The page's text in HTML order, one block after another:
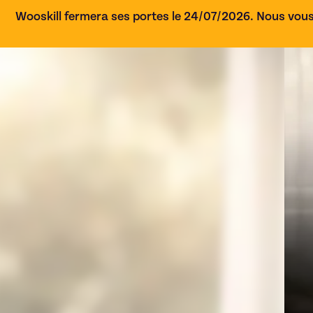
Wooskill fermera ses portes le 24/07/2026. Nous